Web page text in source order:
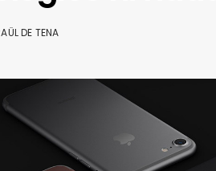
DE TENA